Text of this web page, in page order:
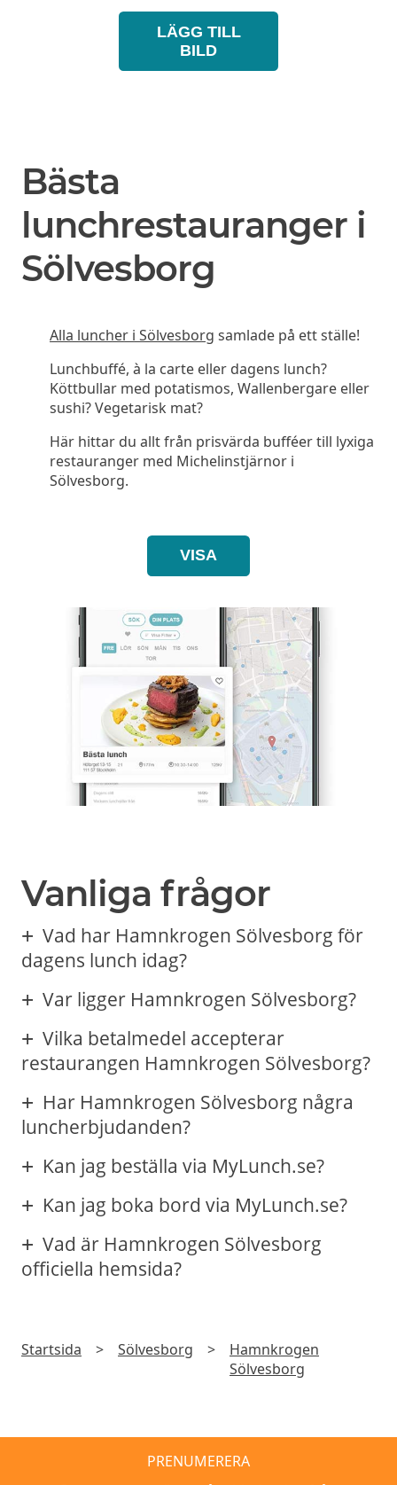
LÄGG TILL
BILD
Bästa
lunchrestauranger i
Sölvesborg
Alla luncher i Sölvesborg samlade på ett ställe!
Lunchbuffé, à la carte eller dagens lunch?
Köttbullar med potatismos, Wallenbergare eller
sushi? Vegetarisk mat?
Här hittar du allt från prisvärda bufféer till lyxiga
restauranger med Michelinstjärnor i
Sölvesborg.
VISA
Vanliga frågor
Vad har Hamnkrogen Sölvesborg för
dagens lunch idag?
Var ligger Hamnkrogen Sölvesborg?
Vilka betalmedel accepterar
restaurangen Hamnkrogen Sölvesborg?
Har Hamnkrogen Sölvesborg några
luncherbjudanden?
Kan jag beställa via MyLunch.se?
Kan jag boka bord via MyLunch.se?
Vad är Hamnkrogen Sölvesborg
officiella hemsida?
Startsida > Sölvesborg >
Hamnkrogen
Sölvesborg
PRENUMERERA